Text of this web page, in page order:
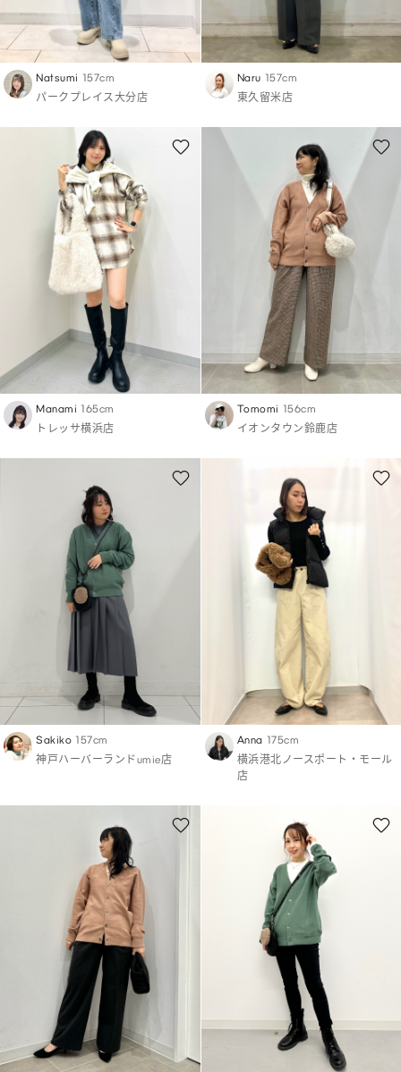
Natsumi 157cm
パークプレイス大分店
Naru 157cm
東久留米店
Manami 165cm
トレッサ横浜店
Tomomi 156cm
イオンタウン鈴鹿店
Sakiko 157cm
神戸ハーバーランドumie店
Anna 175cm
横浜港北ノースポート・モール
店